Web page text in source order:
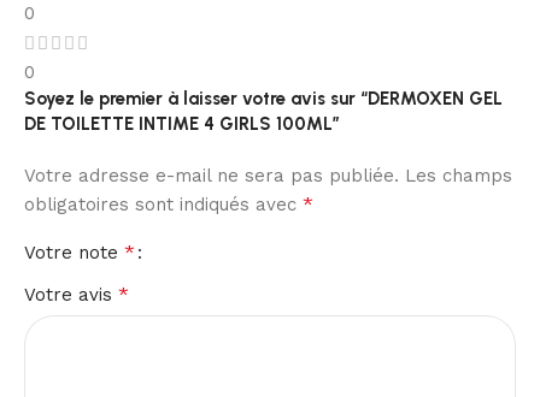
0
0
Soyez le premier à laisser votre avis sur “DERMOXEN GEL
DE TOILETTE INTIME 4 GIRLS 100ML”
Votre adresse e-mail ne sera pas publiée. Les champs
obligatoires sont indiqués avec *
Votre note *
Votre avis *